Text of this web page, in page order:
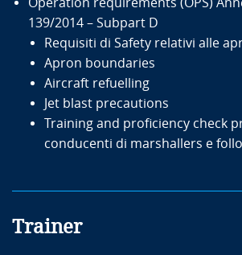
139/2014 – Subpart D
Requisiti di Safety relativi alle
Apron boundaries
Aircraft refuelling
Jet blast precautions
Training and proficiency check
conducenti di marshallers e
Trainer